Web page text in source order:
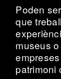
Poden
que
museus
patrimoni